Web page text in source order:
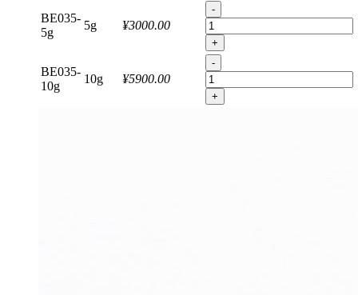
BE035-
5g
5g ¥3000.00
-
+
BE035-
10g
10g ¥5900.00
-
+